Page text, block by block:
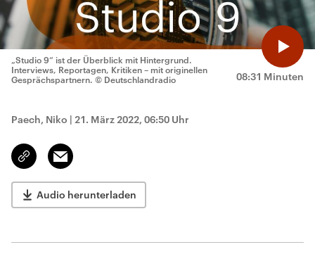
08:31 Minuten
„Studio 9“ ist der Überblick mit Hintergrund.
Interviews, Reportagen, Kritiken – mit originellen
Gesprächspartnern. © Deutschlandradio
Paech, Niko | 21. März 2022, 06:50 Uhr
Link
kopieren/teilen
Email
Audio herunterladen